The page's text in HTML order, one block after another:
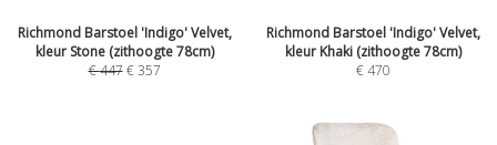
Richmond Barstoel 'Indigo' Velvet,
kleur Stone (zithoogte 78cm)
€447 €357
Richmond Barstoel 'Indigo' Velvet,
kleur Khaki (zithoogte 78cm)
€470